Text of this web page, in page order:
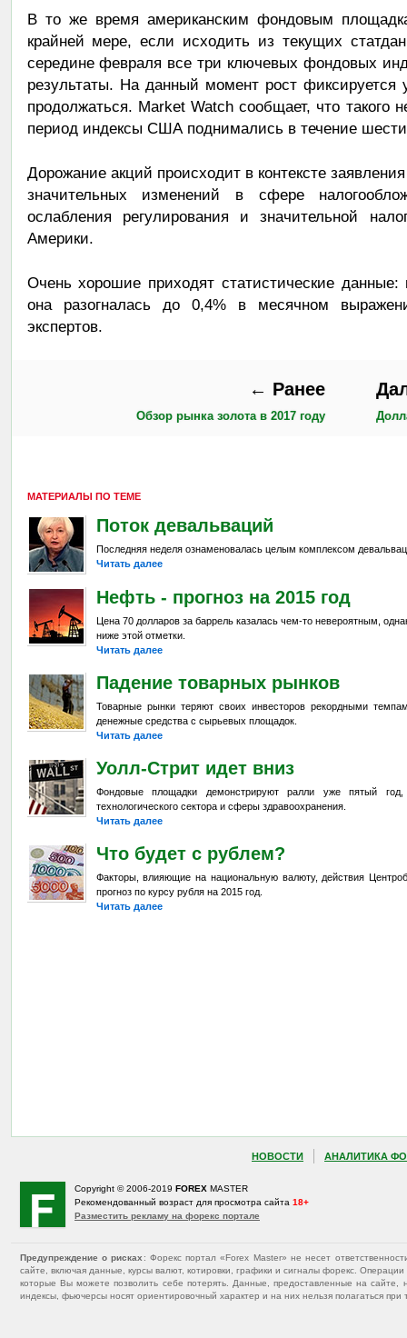
В то же время американским фондовым
крайней мере, если исходить из текущих
середине февраля все три ключевых фондовых
результаты. На данный момент рост
продолжаться. Market Watch сообщает, что
период индексы США поднимались в течение
Дорожание акций происходит в контексте
значительных изменений в сфере
ослабления регулирования и значительной
Америки.
Очень хорошие приходят статистические
она разогналась до 0,4% в месячном
экспертов.
← Ранее
Обзор рынка золота в 2017 году
МАТЕРИАЛЫ ПО ТЕМЕ
Поток девальваций
Последняя неделя ознаменовалась целым комплексом
Читать далее
Нефть - прогноз на 2015 год
Цена 70 долларов за баррель казалась чем-то невероятным,
ниже этой отметки.
Читать далее
Падение товарных рынков
Товарные рынки теряют своих инвесторов рекордными
денежные средства с сырьевых площадок.
Читать далее
Уолл-Стрит идет вниз
Фондовые площадки демонстрируют ралли уже пятый
технологического сектора и сферы здравоохранения.
Читать далее
Что будет с рублем?
Факторы, влияющие на национальную валюту, действия
прогноз по курсу рубля на 2015 год.
Читать далее
НОВОСТИ АНАЛИТИКА
Copyright © 2006-2019 FOREX MASTER
Рекомендованный возраст для просмотра сайта 18+
Разместить рекламу на форекс портале
Предупреждение о рисках : Форекс портал «Forex Master» не несет
сайте, включая данные, курсы валют, котировки, графики и сигналы форекс.
которые Вы можете позволить себе потерять. Данные, предоставленные на
индексы, фьючерсы носят ориентировочный характер и на них нельзя полагаться при